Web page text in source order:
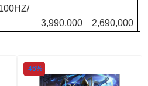
3,990,000 2,690,000
-46%